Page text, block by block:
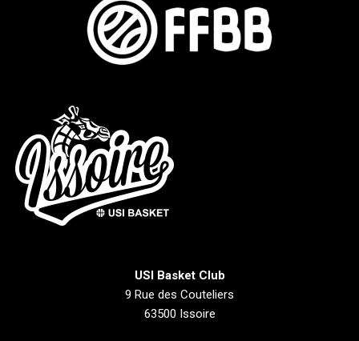
USI Basket Club
9 Rue des Couteliers
63500 Issoire